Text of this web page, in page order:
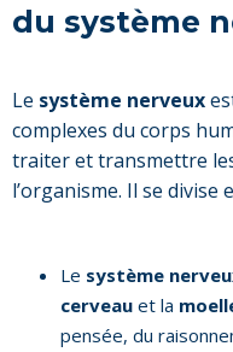
du système
Le système nerveux
complexes du corps
traiter et transmettre
l’organisme. Il se divise
Le système
cerveau et la
pensée, du